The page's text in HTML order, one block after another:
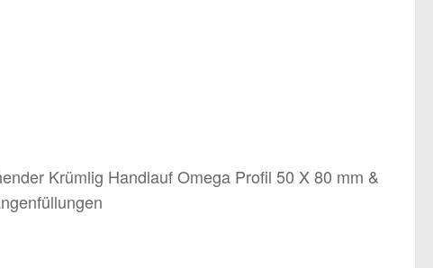
Krümlig Handlauf Omega Profil 50 X 80 mm &